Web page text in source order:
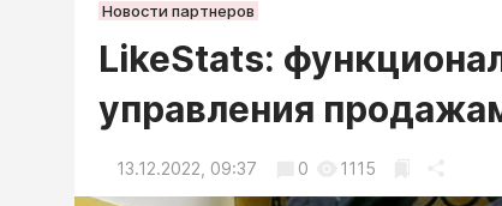
Новости партнеров
LikeStats:
управления
13.12.2022, 09:37 0 1115